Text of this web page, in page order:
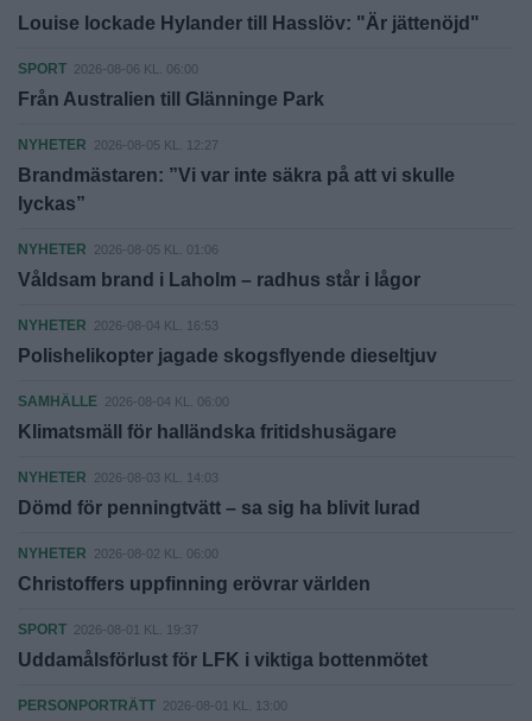
Louise lockade Hylander till Hasslöv: "Är jättenöjd"
SPORT 2026-08-06 KL. 06:00
Från Australien till Glänninge Park
NYHETER 2026-08-05 KL. 12:27
Brandmästaren: ”Vi var inte säkra på att vi skulle
lyckas”
NYHETER 2026-08-05 KL. 01:06
Våldsam brand i Laholm – radhus står i lågor
NYHETER 2026-08-04 KL. 16:53
Polishelikopter jagade skogsflyende dieseltjuv
SAMHÄLLE 2026-08-04 KL. 06:00
Klimatsmäll för halländska fritidshusägare
NYHETER 2026-08-03 KL. 14:03
Dömd för penningtvätt – sa sig ha blivit lurad
NYHETER 2026-08-02 KL. 06:00
Christoffers uppfinning erövrar världen
SPORT 2026-08-01 KL. 19:37
Uddamålsförlust för LFK i viktiga bottenmötet
PERSONPORTRÄTT 2026-08-01 KL. 13:00